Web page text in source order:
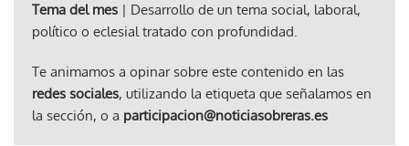
Tema del mes | Desarrollo de un tema social, laboral,
político o eclesial tratado con profundidad.
Te animamos a opinar sobre este contenido en las
redes sociales, utilizando la etiqueta que señalamos en
la sección, o a participacion@noticiasobreras.es